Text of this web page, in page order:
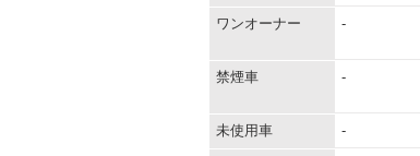
ワンオーナー -
禁煙車 -
未使用車 -